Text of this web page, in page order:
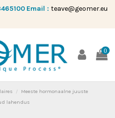
Email : teave@geomer.eu
0
Meeste hormonaalne juuste
lahendus